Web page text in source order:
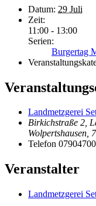
Datum: 29 Juli
Zeit:
11:00 - 13:00
Serien:
Burgertag
Landmetzgerei
Birkichstraße 2,
Wolpertshausen,
Telefon
Veranstalter
Landmetzgerei